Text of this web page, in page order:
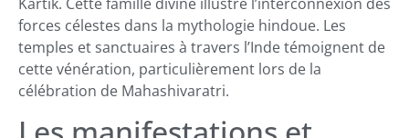
forces célestes dans la mythologie hindoue. Les
temples et sanctuaires à travers l’Inde témoignent de
cette vénération, particulièrement lors de la
célébration de Mahashivaratri.